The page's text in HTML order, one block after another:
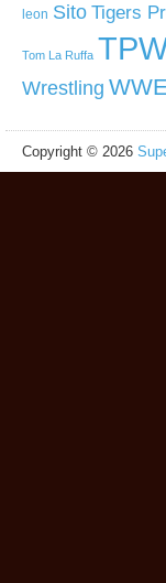
leon Sito Tigers
Tom La Ruffa
Wrestling WWE
Copyright © 2026